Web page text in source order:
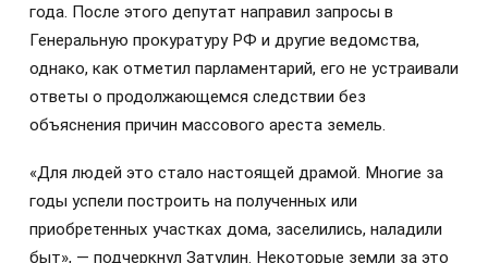
года. После этого депутат направил запросы в
Генеральную прокуратуру РФ и другие ведомства,
однако, как отметил парламентарий, его не устраивали
ответы о продолжающемся следствии без
объяснения причин массового ареста земель.
«Для людей это стало настоящей драмой. Многие за
годы успели построить на полученных или
приобретенных участках дома, заселились, наладили
быт», — подчеркнул Затулин. Некоторые земли за это